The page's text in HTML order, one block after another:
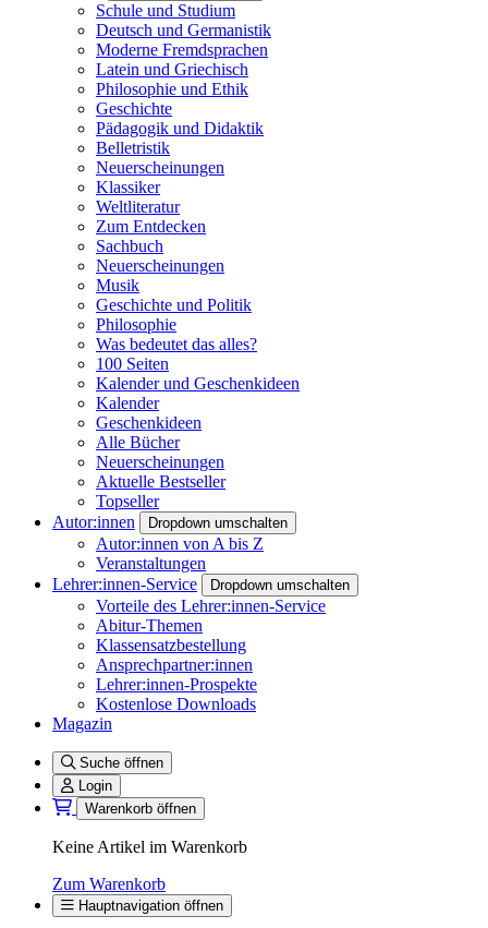
Schule und Studium
Deutsch und Germanistik
Moderne Fremdsprachen
Latein und Griechisch
Philosophie und Ethik
Geschichte
Pädagogik und Didaktik
Belletristik
Neuerscheinungen
Klassiker
Weltliteratur
Zum Entdecken
Sachbuch
Neuerscheinungen
Musik
Geschichte und Politik
Philosophie
Was bedeutet das alles?
100 Seiten
Kalender und Geschenkideen
Kalender
Geschenkideen
Alle Bücher
Neuerscheinungen
Aktuelle Bestseller
Topseller
Autor:innen
Dropdown umschalten
Autor:innen von A bis Z
Veranstaltungen
Lehrer:innen-Service
Dropdown umschalten
Vorteile des Lehrer:innen-Service
Abitur-Themen
Klassensatzbestellung
Ansprechpartner:innen
Lehrer:innen-Prospekte
Kostenlose Downloads
Magazin
Suche öffnen
Login
Warenkorb öffnen
Keine Artikel im Warenkorb
Zum Warenkorb
Hauptnavigation öffnen